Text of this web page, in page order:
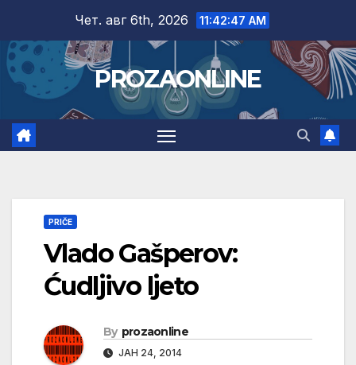
content
Чет. авг 6th, 2026 11:42:48 AM
PROZAONLINE
PRIČE
Vlado Gašperov:
Ćudljivo ljeto
By prozaonline
ЈАН 24, 2014